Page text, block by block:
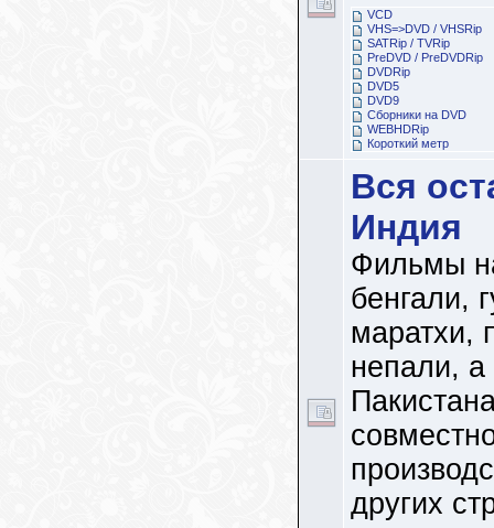
VCD
VHS=>DVD / VHSRip
SATRip / TVRip
PreDVD / PreDVDRip
DVDRip
DVD5
DVD9
Сборники на DVD
WEBHDRip
Короткий метр
Вся
Индия
Фильмы
бенгали,
маратхи,
непали, а
других